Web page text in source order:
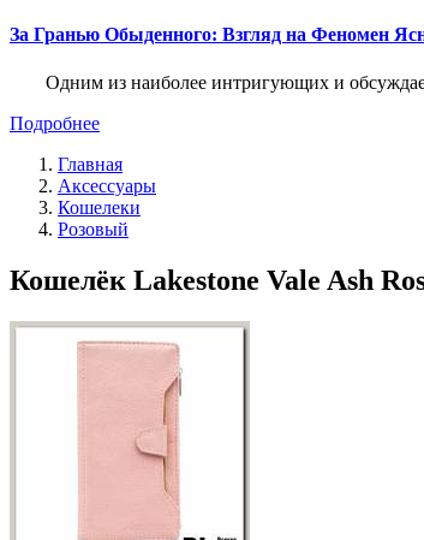
За Гранью Обыденного: Взгляд на Феномен
Одним из наиболее интригующих и
Подробнее
Главная
Аксессуары
Кошелеки
Розовый
Кошелёк Lakestone Vale Ash